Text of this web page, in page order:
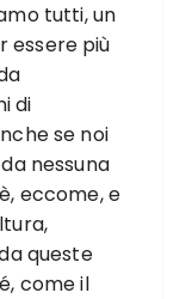
tutti, un
essere più
di
se noi
nessuna
eccome, e
queste
come il